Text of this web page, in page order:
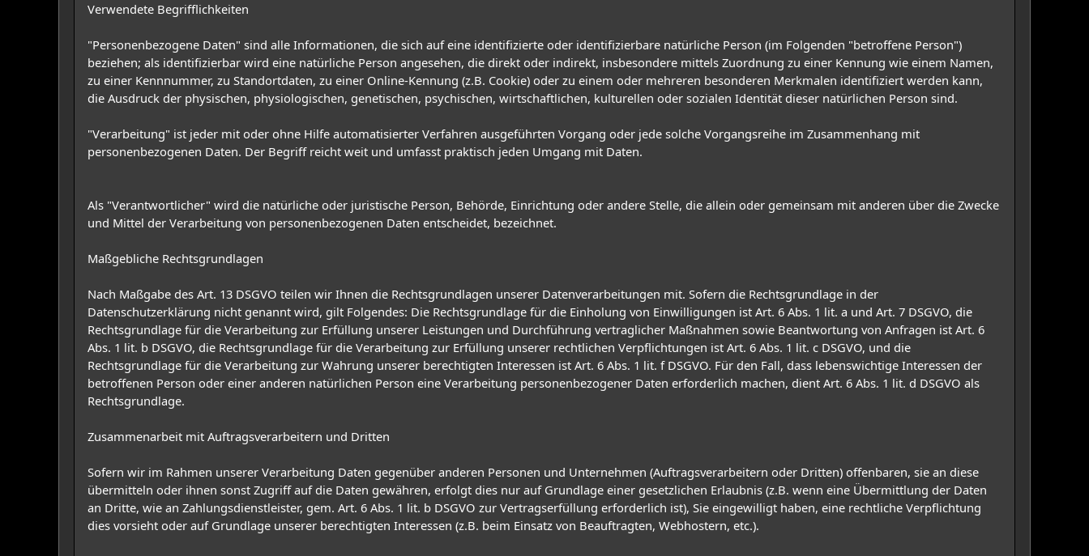
Verwendete Begrifflichkeiten
"Personenbezogene Daten" sind alle Informationen, die sich auf eine identifizierte oder identifizierbare natürliche Person (im Folgenden "betroffene Person")
beziehen; als identifizierbar wird eine natürliche Person angesehen, die direkt oder indirekt, insbesondere mittels Zuordnung zu einer Kennung wie einem Namen,
zu einer Kennnummer, zu Standortdaten, zu einer Online-Kennung (z.B. Cookie) oder zu einem oder mehreren besonderen Merkmalen identifiziert werden kann,
die Ausdruck der physischen, physiologischen, genetischen, psychischen, wirtschaftlichen, kulturellen oder sozialen Identität dieser natürlichen Person sind.
"Verarbeitung" ist jeder mit oder ohne Hilfe automatisierter Verfahren ausgeführten Vorgang oder jede solche Vorgangsreihe im Zusammenhang mit
personenbezogenen Daten. Der Begriff reicht weit und umfasst praktisch jeden Umgang mit Daten.
Als "Verantwortlicher" wird die natürliche oder juristische Person, Behörde, Einrichtung oder andere Stelle, die allein oder gemeinsam mit anderen über die Zwecke
und Mittel der Verarbeitung von personenbezogenen Daten entscheidet, bezeichnet.
Maßgebliche Rechtsgrundlagen
Nach Maßgabe des Art. 13 DSGVO teilen wir Ihnen die Rechtsgrundlagen unserer Datenverarbeitungen mit. Sofern die Rechtsgrundlage in der
Datenschutzerklärung nicht genannt wird, gilt Folgendes: Die Rechtsgrundlage für die Einholung von Einwilligungen ist Art. 6 Abs. 1 lit. a und Art. 7 DSGVO, die
Rechtsgrundlage für die Verarbeitung zur Erfüllung unserer Leistungen und Durchführung vertraglicher Maßnahmen sowie Beantwortung von Anfragen ist Art. 6
Abs. 1 lit. b DSGVO, die Rechtsgrundlage für die Verarbeitung zur Erfüllung unserer rechtlichen Verpflichtungen ist Art. 6 Abs. 1 lit. c DSGVO, und die
Rechtsgrundlage für die Verarbeitung zur Wahrung unserer berechtigten Interessen ist Art. 6 Abs. 1 lit. f DSGVO. Für den Fall, dass lebenswichtige Interessen der
betroffenen Person oder einer anderen natürlichen Person eine Verarbeitung personenbezogener Daten erforderlich machen, dient Art. 6 Abs. 1 lit. d DSGVO als
Rechtsgrundlage.
Zusammenarbeit mit Auftragsverarbeitern und Dritten
Sofern wir im Rahmen unserer Verarbeitung Daten gegenüber anderen Personen und Unternehmen (Auftragsverarbeitern oder Dritten) offenbaren, sie an diese
übermitteln oder ihnen sonst Zugriff auf die Daten gewähren, erfolgt dies nur auf Grundlage einer gesetzlichen Erlaubnis (z.B. wenn eine Übermittlung der Daten
an Dritte, wie an Zahlungsdienstleister, gem. Art. 6 Abs. 1 lit. b DSGVO zur Vertragserfüllung erforderlich ist), Sie eingewilligt haben, eine rechtliche Verpflichtung
dies vorsieht oder auf Grundlage unserer berechtigten Interessen (z.B. beim Einsatz von Beauftragten, Webhostern, etc.).